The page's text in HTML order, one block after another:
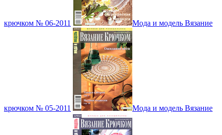
крючком № 06-2011 Мода и модель Вязание
крючком № 05-2011 Мода и модель Вязание